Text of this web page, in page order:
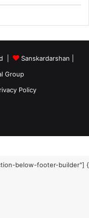
| Sanskardarshan
Group
Policy
below-footer-builder"] {